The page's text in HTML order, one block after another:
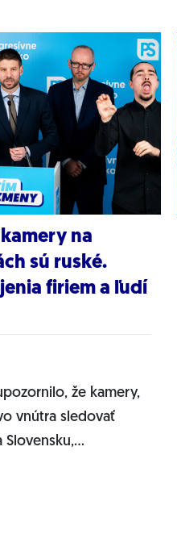
na
sú ruské.
firiem a ľudí
že kamery,
vnútra sledovať